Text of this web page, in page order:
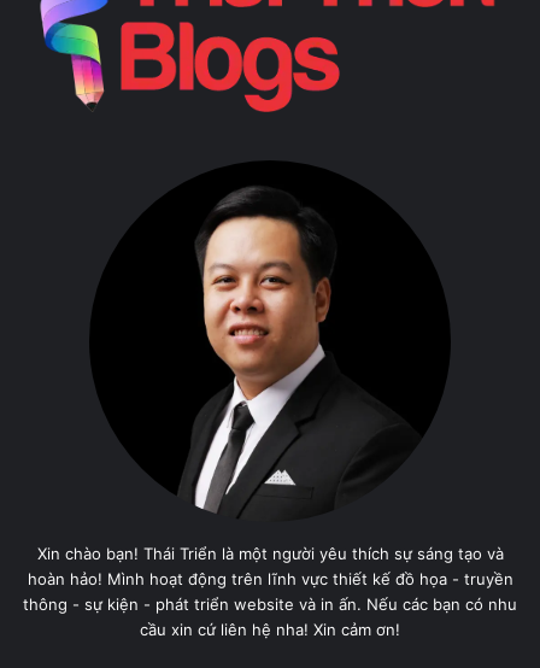
Xin chào bạn! Thái Triển là một người yêu thích sự sáng tạo và
hoàn hảo! Mình hoạt động trên lĩnh vực thiết kế đồ họa - truyền
thông - sự kiện - phát triển website và in ấn. Nếu các bạn có nhu
cầu xin cứ liên hệ nha! Xin cảm ơn!